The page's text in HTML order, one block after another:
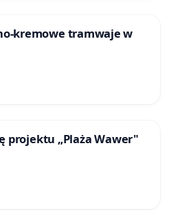
kremowe tramwaje w
projektu „Plaża Wawer"